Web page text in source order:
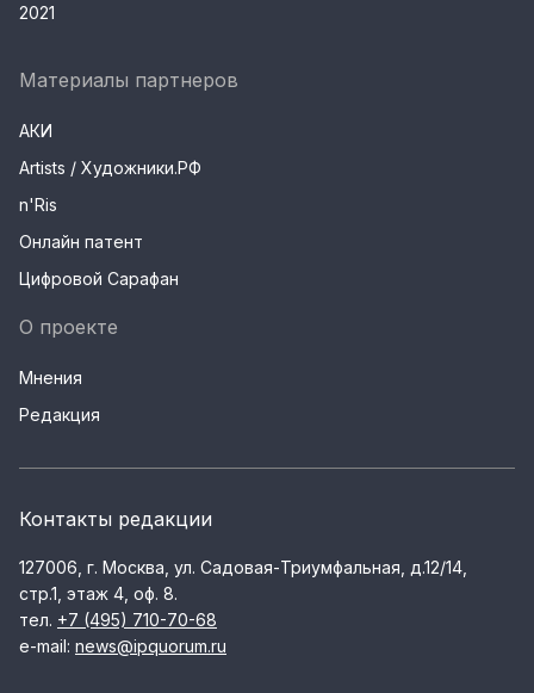
2021
Материалы партнеров
АКИ
Artists / Художники.РФ
n'Ris
Онлайн патент
Цифровой Сарафан
О проекте
Мнения
Редакция
Контакты редакции
127006, г. Москва, ул. Садовая-Триумфальная, д.12/14,
стр.1, этаж 4, оф. 8.
тел. +7 (495) 710-70-68
e-mail: news@ipquorum.ru